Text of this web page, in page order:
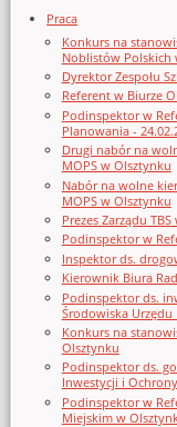
Praca
Konkurs na
Noblistów Polskich
Dyrektor Zespołu
Referent w Biurze
Podinspektor w
Planowania -
Drugi nabór na
MOPS w Olsztynku
Nabór na wolne
MOPS w Olsztynku
Prezes Zarządu
Podinspektor w
Inspektor ds.
Kierownik Biura
Podinspektor ds.
Środowiska Urzędu
Konkurs na
Olsztynku
Podinspektor ds.
Inwestycji i
Podinspektor w
Miejskim w